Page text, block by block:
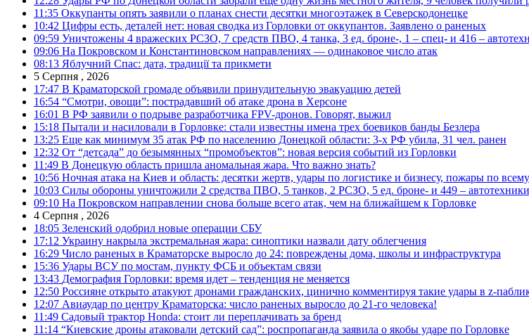
11:35 Оккупанты опять заявили о планах снести десятки многоэтажек в Северскодонецке
10:42 Цифры есть, деталей нет: новая сводка из Горловки от оккупантов. Заявлено о раненых
09:59 Уничтожены 4 вражеских РСЗО, 7 средств ПВО, 4 танка, 3 ед. броне-, 1 – спец- и 416 –
09:06 На Покровском и Константиновском направлениях — одинаковое число атак
08:13 Яблучний Спас: дата, традиції та прикмети
5 Серпня , 2026
17:47 В Краматорской громаде объявили принудительную эвакуацию детей
16:54 “Смотри, овощи”: пострадавший об атаке дрона в Херсоне
16:01 В РФ заявили о подрыве разработчика FPV-дронов. Говорят, выжил
15:18 Пытали и насиловали в Горловке: стали известны имена трех боевиков банды Безлера
13:25 Еще как минимум 35 атак РФ по населению Донецкой области: 3-х РФ убила, 31 чел. ранен
12:32 От “детсада” до безымянных “промобъектов”: новая версия событий из Горловки
11:49 В Донецкую область пришла аномальная жара. Что важно знать?
10:56 Ночная атака на Киев и область: десятки жертв, удары по логистике и бизнесу, пожары по
10:03 Силы обороны уничтожили 2 средства ПВО, 5 танков, 2 РСЗО, 5 ед. броне- и 449 –
09:10 На Покровском направлении снова больше всего атак, чем на ближайшем к Горловке
4 Серпня , 2026
18:05 Зеленский одобрил новые операции СБУ
17:12 Украину накрыла экстремальная жара: синоптики назвали дату облегчения
16:29 Число раненых в Краматорске выросло до 24: повреждены дома, школы и инфраструктура
15:36 Удары ВСУ по мостам, пункту ФСБ и объектам связи
13:43 Демография Горловки: время идет – тенденция не меняется
12:50 Россияне открыто атакуют дронами гражданских, цинично комментируя такие удары в z-
12:07 Авиаудар по центру Краматорска: число раненых выросло до 21-го человека!
11:49 Садовый трактор Honda: стоит ли переплачивать за бренд
11:14 “Киевские дроны атаковали детский сад”: роспропаганда заявила о якобы ударе по Горловке